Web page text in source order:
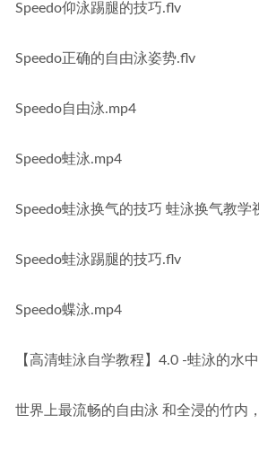
Speedo仰泳踢腿的技巧.flv
Speedo正确的自由泳姿势.flv
Speedo自由泳.mp4
Speedo蛙泳.mp4
Speedo蛙泳换气的技巧 蛙泳换气教学
Speedo蛙泳踢腿的技巧.flv
Speedo蝶泳.mp4
【高清蛙泳自学教程】4.0 -蛙泳的水
世界上最流畅的自由泳 和全浸的竹内